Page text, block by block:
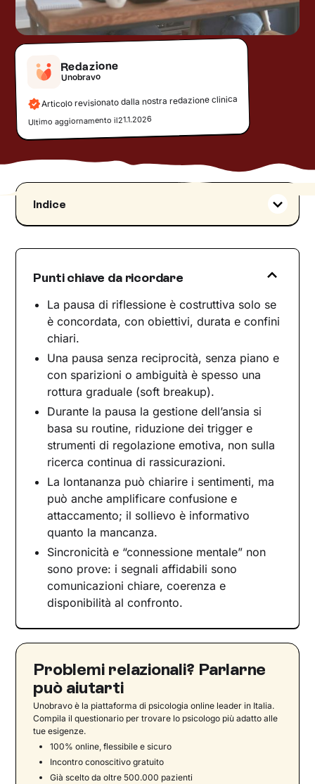
Redazione
Unobravo
Articolo revisionato dalla nostra redazione clinica
Ultimo aggiornamento il21.1.2026
Indice
Pausa di riflessione: che cosa significa?
Le motivazioni più frequenti
Regole e confini: parlarne prima di fermarsi
Ansia, pensieri ricorrenti e paura
dell’abbandono
Una guida per orientarsi
E se la pausa non fosse abbastanza?
Ricominciare da te, qualunque sia la scelta
Punti chiave da ricordare
La pausa di riflessione è costruttiva solo se
è concordata, con obiettivi, durata e confini
chiari.
Una pausa senza reciprocità, senza piano e
con sparizioni o ambiguità è spesso una
rottura graduale (soft breakup).
Durante la pausa la gestione dell’ansia si
basa su routine, riduzione dei trigger e
strumenti di regolazione emotiva, non sulla
ricerca continua di rassicurazioni.
La lontananza può chiarire i sentimenti, ma
può anche amplificare confusione e
attaccamento; il sollievo è informativo
quanto la mancanza.
Sincronicità e “connessione mentale” non
sono prove: i segnali affidabili sono
comunicazioni chiare, coerenza e
disponibilità al confronto.
Problemi relazionali? Parlarne
può aiutarti
Unobravo è la piattaforma di psicologia online leader in Italia.
Compila il questionario per trovare lo psicologo più adatto alle
tue esigenze.
100% online, flessibile e sicuro
Incontro conoscitivo gratuito
Già scelto da oltre 500.000 pazienti